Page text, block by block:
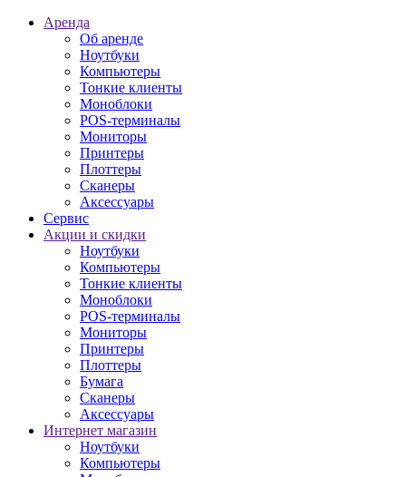
Аренда
Об аренде
Ноутбуки
Компьютеры
Тонкие клиенты
Моноблоки
POS-терминалы
Мониторы
Принтеры
Плоттеры
Сканеры
Аксессуары
Сервис
Акции и скидки
Ноутбуки
Компьютеры
Тонкие клиенты
Моноблоки
POS-терминалы
Мониторы
Принтеры
Плоттеры
Бумага
Сканеры
Аксессуары
Интернет магазин
Ноутбуки
Компьютеры